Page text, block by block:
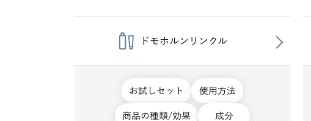
ドモホルンリンクル
お試しセット 使用方法
商品の種類/効果 成分